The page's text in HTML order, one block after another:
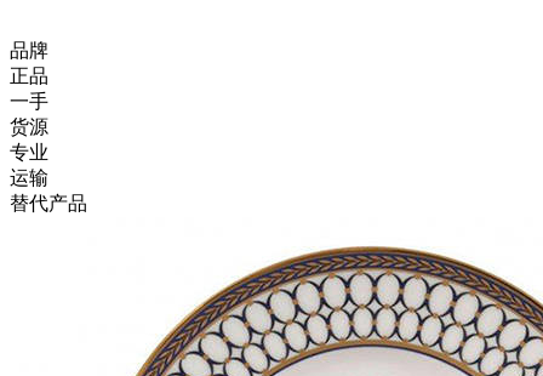
品牌
正品
一手
货源
专业
运输
替代产品